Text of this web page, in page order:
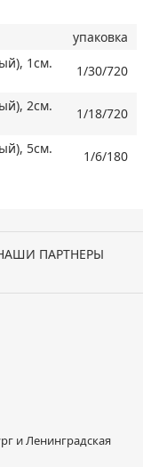
упаковка
1см.
1/30/720
2см.
1/18/720
5см.
1/6/180
ПАРТНЕРЫ